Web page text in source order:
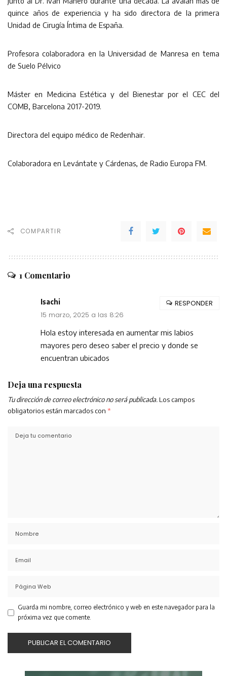
quince años de experiencia y ha sido directora de la primera
Unidad de Cirugía Íntima de España.
Profesora colaboradora en la Universidad de Manresa en tema
de Suelo Pélvico
Máster en Medicina Estética y del Bienestar por el CEC del
COMB, Barcelona 2017-2019.
Directora del equipo médico de Redenhair.
Colaboradora en Levántate y Cárdenas, de Radio Europa FM.
COMPARTIR
1 Comentario
Isachi
15 marzo, 2025 a las 8:26
Hola estoy interesada en aumentar mis labios
mayores pero deseo saber el precio y donde se
encuentran ubicados
RESPONDER
Deja una respuesta
Tu dirección de correo electrónico no será publicada. Los campos
obligatorios están marcados con *
Guarda mi nombre, correo electrónico y web en este navegador para la
próxima vez que comente.